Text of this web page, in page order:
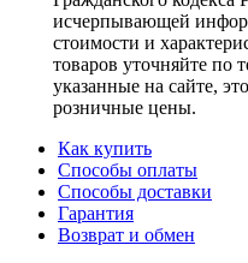
исчерпывающей
стоимости и
товаров уточняйте по
указанные на сайте,
розничные цены.
Как купить
Способы оплаты
Способы доставки
Гарантия
Возврат и обмен